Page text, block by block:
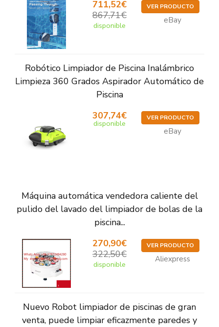
711,52€
867,71€
disponible
VER PRODUCTO
eBay
Robótico Limpiador de Piscina Inalámbrico
Limpieza 360 Grados Aspirador Automático de
Piscina
307,74€
disponible
VER PRODUCTO
eBay
Máquina automática vendedora caliente del
pulido del lavado del limpiador de bolas de la
piscina...
270,90€
322,50€
disponible
VER PRODUCTO
Aliexpress
Nuevo Robot limpiador de piscinas de gran
venta, puede limpiar eficazmente paredes y